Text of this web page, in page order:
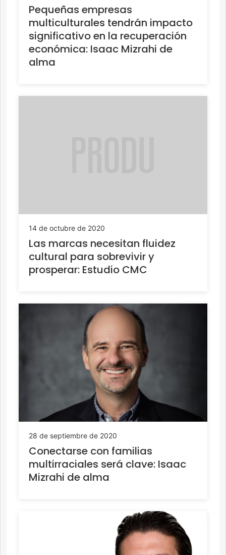
Pequeñas empresas
multiculturales tendrán impacto
significativo en la recuperación
económica: Isaac Mizrahi de
alma
14 de octubre de 2020
Las marcas necesitan fluidez
cultural para sobrevivir y
prosperar: Estudio CMC
28 de septiembre de 2020
Conectarse con familias
multirraciales será clave: Isaac
Mizrahi de alma